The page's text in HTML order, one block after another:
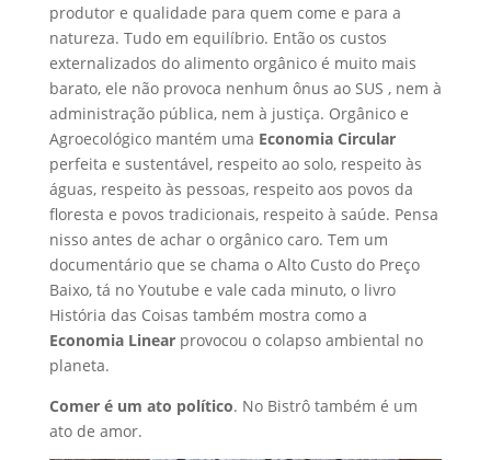
produtor e qualidade para quem come e para a
natureza. Tudo em equilíbrio. Então os custos
externalizados do alimento orgânico é muito mais
barato, ele não provoca nenhum ônus ao SUS , nem à
administração pública, nem à justiça. Orgânico e
Agroecológico mantém uma Economia Circular
perfeita e sustentável, respeito ao solo, respeito às
águas, respeito às pessoas, respeito aos povos da
floresta e povos tradicionais, respeito à saúde. Pensa
nisso antes de achar o orgânico caro. Tem um
documentário que se chama o Alto Custo do Preço
Baixo, tá no Youtube e vale cada minuto, o livro
História das Coisas também mostra como a
Economia Linearprovocou o colapso ambiental no
planeta.
Comer é um ato político. No Bistrô também é um
ato de amor.